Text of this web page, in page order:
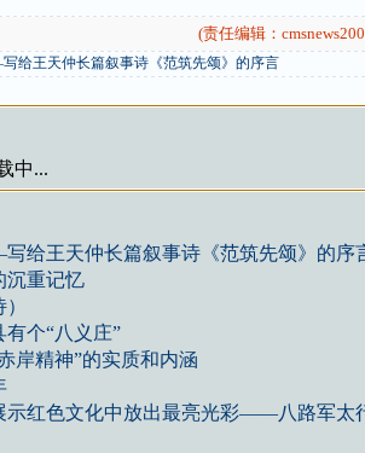
(责任编辑：
给王天仲长篇叙事诗《范筑先颂》的序言
中...
给王天仲长篇叙事诗《范筑先颂》的序
沉重记忆
个“八义庄”
精神”的实质和内涵
示红色文化中放出最亮光彩——八路军太